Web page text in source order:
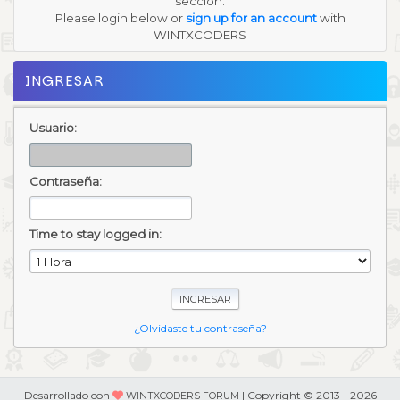
Please login below or sign up for an accountwith
WINTXCODERS
INGRESAR
Usuario:
Contraseña:
Time to stay logged in:
¿Olvidaste tu contraseña?
Desarrollado con WINTXCODERS FORUM | Copyright © 2013 - 2026